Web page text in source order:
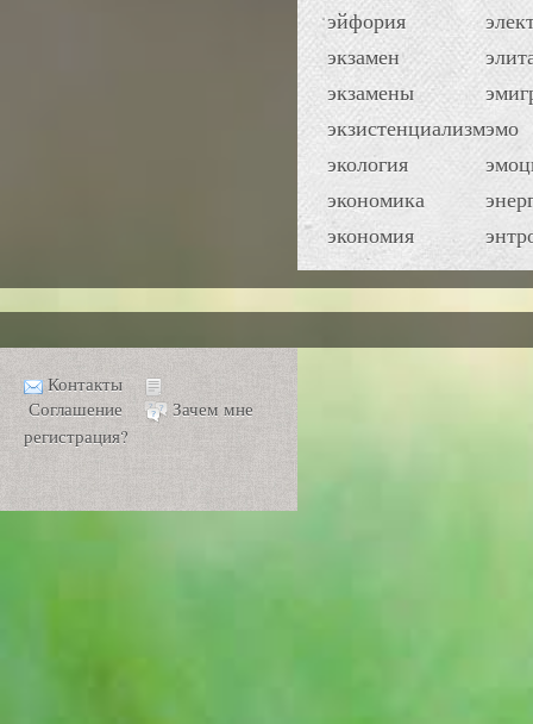
эйфория
экзамен
экзамены
экзистенциализм
экология
экономика
экономия
эмо
Контакты
Соглашение
Зачем мне
регистрация?